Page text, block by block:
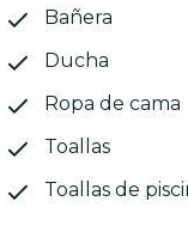
Bañera
Ducha
Ropa de cama
Toallas
Toallas de